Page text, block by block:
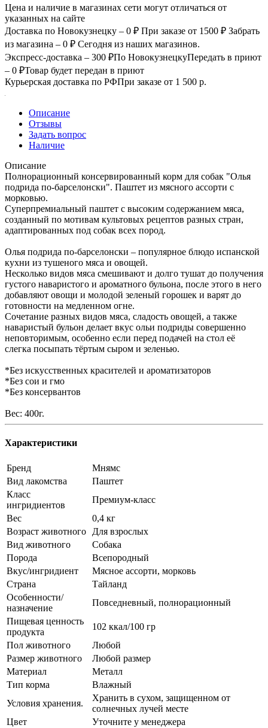
Цена и наличие в магазинах сети могут отличаться от
указанных на сайте
Доставка по Новокузнецку – 0 ₽ При заказе от 1500 ₽ Забрать
из магазина – 0 ₽ Сегодня из наших магазинов.
Экспресс-доставка – 300 ₽По НовокузнецкуПередать в приют
– 0 ₽Товар будет передан в приют
Курьерская доставка по РФПри заказе от 1 500 р.
Описание
Отзывы
Задать вопрос
Наличие
Описание
Полнорационный консервированный корм для собак "Олья
подрида по-барселонски". Паштет из мясного ассорти с
морковью.
Суперпремиальный паштет с высоким содержанием мяса,
созданный по мотивам культовых рецептов разных стран,
адаптированных под собак всех пород.
Олья подрида по-барселонски – популярное блюдо испанской
кухни из тушеного мяса и овощей.
Несколько видов мяса смешивают и долго тушат до получения
густого наваристого и ароматного бульона, после этого в него
добавляют овощи и молодой зеленый горошек и варят до
готовности на медленном огне.
Сочетание разных видов мяса, сладость овощей, а также
наваристый бульон делает вкус ольи подриды совершенно
неповторимым, особенно если перед подачей на стол её
слегка посыпать тёртым сыром и зеленью.
*Без искусственных красителей и ароматизаторов
*Без сои и гмо
*Без консервантов
Вес: 400г.
Характеристики
Бренд
Мнямс
Вид лакомства
Паштет
Класс
ингридиентов
Премиум-класс
Вес
0,4 кг
Возраст животного
Для взрослых
Вид животного
Собака
Порода
Всепородный
Вкус/ингридиент
Мясное ассорти, морковь
Страна
Тайланд
Особенности/
назначение
Повседневный, полнорационный
Пищевая ценность
продукта
102 ккал/100 гр
Пол животного
Любой
Размер животного
Любой размер
Материал
Металл
Тип корма
Влажный
Условия хранения.
Хранить в сухом, защищенном от
солнечных лучей месте
Цвет
Уточните у менеджера